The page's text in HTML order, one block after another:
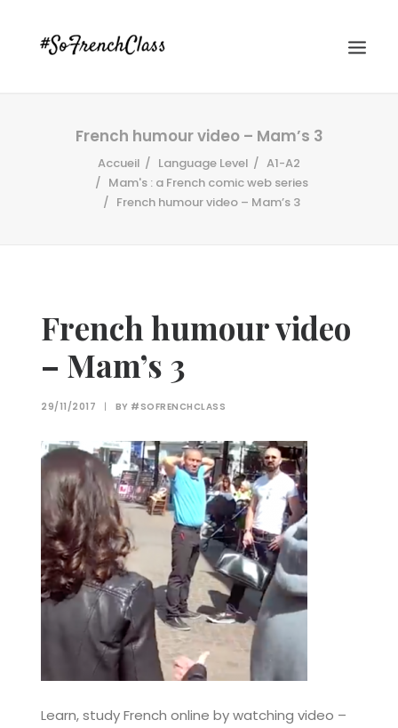
Recherche
French humour video – Mam’s 3
Accueil Language Level
A1-A2
Mam's : a French comic web series
French humour video – Mam’s 3
French humour video
– Mam’s 3
29/11/2017 | BY #SOFRENCHCLASS
Learn, study French online by watching video –